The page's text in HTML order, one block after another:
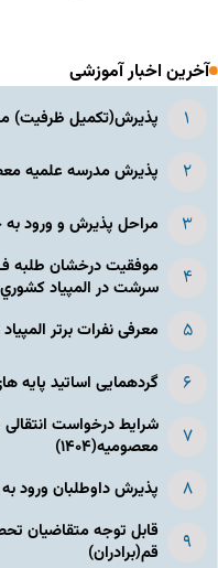
آخرین اخبار آموزشی
پذیرش(تکمیل ظرفیت)
پذیرش مدرسه علمیه
مراحل پذیرش و ورود به
موفقیت درخشان طلبه
سرشت در المپياد كشوري
معرفی نفرات برتر
گردهمایی اساتید پایه
شرایط درخواست
معصومیه(۱۴۰۴)
پذیرش داوطلبان ورود به
قابل توجه متقاضیان
قم(برادران)